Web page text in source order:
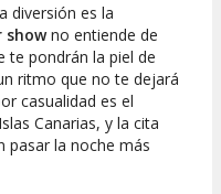
diversión es la
showno entiende de
te pondrán la piel de
ritmo que no te dejará
casualidad es el
Canarias, y la cita
pasar la noche más